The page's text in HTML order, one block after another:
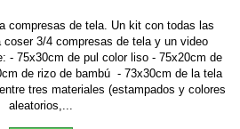
compresas de tela. Un kit con todas las
3/4 compresas de tela y un video
- 75x30cm de pul color liso - 75x20cm de
de rizo de bambú - 73x30cm de la tela
tres materiales (estampados y colores
aleatorios,...